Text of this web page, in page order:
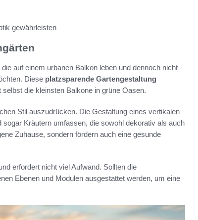
gewährleisten
auf einem urbanen Balkon leben und dennoch nicht
Diese platzsparende Gartengestaltung
die kleinsten Balkone in grüne Oasen.
Stil auszudrücken. Die Gestaltung eines vertikalen
Kräutern umfassen, die sowohl dekorativ als auch
Zuhause, sondern fördern auch eine gesunde
erfordert nicht viel Aufwand. Sollten die
Ebenen und Modulen ausgestattet werden, um eine